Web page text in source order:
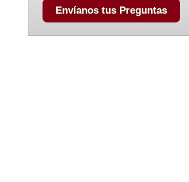
Envíanos tus Preguntas